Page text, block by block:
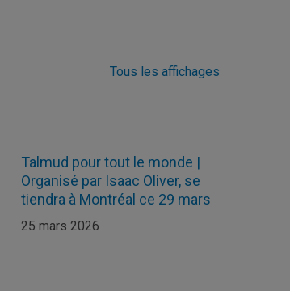
Tous les affichages
Talmud pour tout le monde |
Organisé par Isaac Oliver, se
tiendra à Montréal ce 29 mars
25 mars 2026